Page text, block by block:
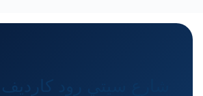
شارع سيتي رود